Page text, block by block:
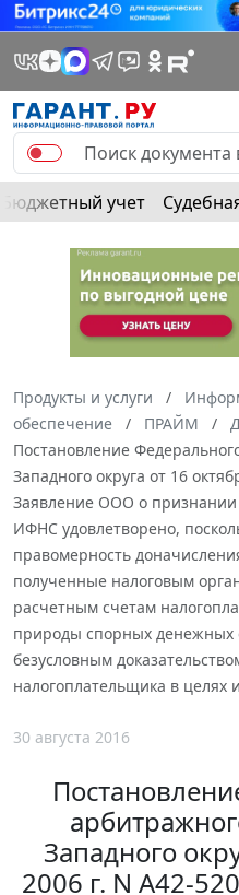
Бюджетный учет
Продукты и услуги
обеспечение
ПРАЙМ
Постановление
Западного округа от 16
Заявление ООО о
ИФНС удовлетворено,
правомерность
полученные налоговым
расчетным счетам
природы спорных денежных
безусловным
налогоплательщика в целях
30 августа 2016
Западного
2006 г. N А42-